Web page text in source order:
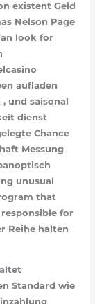
existent Geld
Nelson Page
look for
aufladen
und saisonal
dienst
Chance
Messung
unusual
that
for
Reihe halten
Standard wie